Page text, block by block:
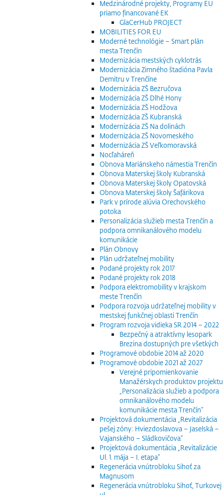
Medzinárodné projekty, Programy EU
priamo financované EK
GlaCerHub PROJECT
MOBILITIES FOR EU
Moderné technológie – Smart plán
mesta Trenčín
Modernizácia mestských cyklotrás
Modernizácia Zimného štadióna Pavla
Demitru v Trenčíne
Modernizácia ZŠ Bezručova
Modernizácia ZŠ Dlhé Hony
Modernizácia ZŠ Hodžova
Modernizácia ZŠ Kubranská
Modernizácia ZŠ Na dolinách
Modernizácia ZŠ Novomeského
Modernizácia ZŠ Veľkomoravská
Nocľaháreň
Obnova Mariánskeho námestia Trenčín
Obnova Materskej školy Kubranská
Obnova Materskej školy Opatovská
Obnova Materskej školy Šafárikova
Park v prírode alúvia Orechovského
potoka
Personalizácia služieb mesta Trenčín a
podpora omnikanálového modelu
komunikácie
Plán Obnovy
Plán udržateľnej mobility
Podané projekty rok 2017
Podané projekty rok 2018
Podpora elektromobility v krajskom
meste Trenčín
Podpora rozvoja udržateľnej mobility v
mestskej funkčnej oblasti Trenčín
Program rozvoja vidieka SR 2014 – 2022
Bezpečný a atraktívny lesopark
Brezina dostupných pre všetkých
Programové obdobie 2014 až 2020
Programové obdobie 2021 až 2027
Verejné pripomienkovanie
Manažérskych produktov projektu
„Personalizácia služieb a podpora
omnikanálového modelu
komunikácie mesta Trenčín“
Projektová dokumentácia „Revitalizácia
pešej zóny: Hviezdoslavova – Jaselská –
Vajanského – Sládkovičova“
Projektová dokumentácia „Revitalizácie
Ul. 1. mája – I. etapa“
Regenerácia vnútrobloku Sihoť za
Magnusom
Regenerácia vnútrobloku Sihoť, Turkovej